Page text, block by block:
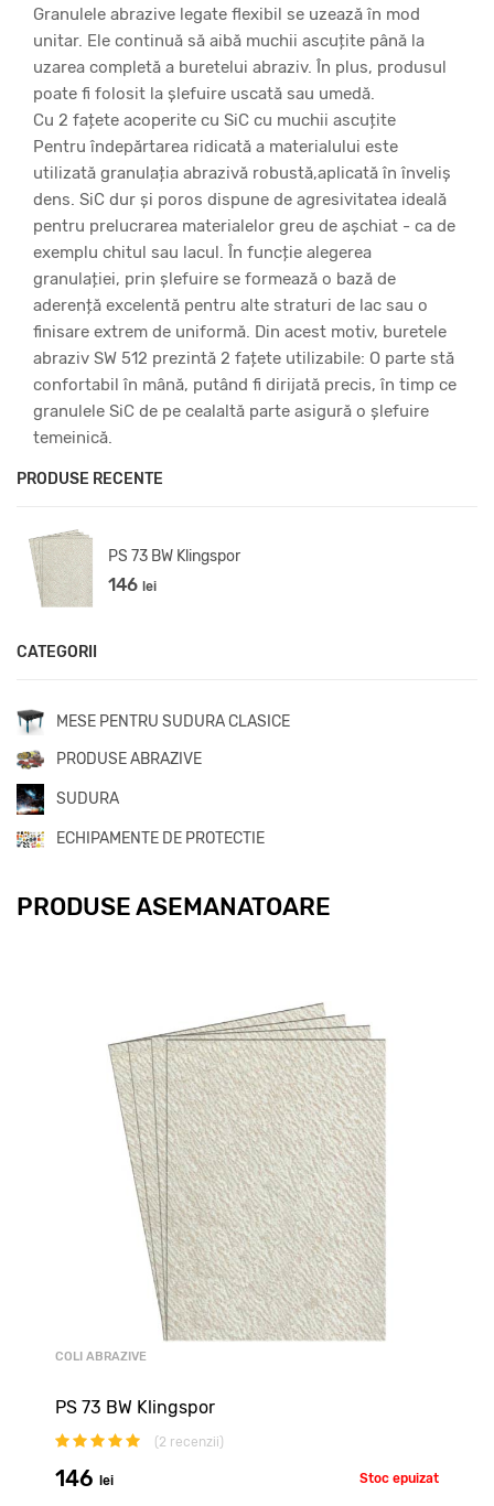
PRODUSE RECENTE
PS 73 BW Klingspor
146 lei
CATEGORII
MESE PENTRU SUDURA CLASICE
PRODUSE ABRAZIVE
SUDURA
ECHIPAMENTE DE PROTECTIE
Granulele abrazive legate flexibil se uzează în mod
unitar. Ele continuă să aibă muchii ascuțite până la
uzarea completă a buretelui abraziv. În plus, produsul
poate fi folosit la șlefuire uscată sau umedă.
Cu 2 fațete acoperite cu SiC cu muchii ascuțite
Pentru îndepărtarea ridicată a materialului este
utilizată granulația abrazivă robustă,aplicată în înveliș
dens. SiC dur și poros dispune de agresivitatea ideală
pentru prelucrarea materialelor greu de așchiat - ca de
exemplu chitul sau lacul. În funcție alegerea
granulației, prin șlefuire se formează o bază de
aderență excelentă pentru alte straturi de lac sau o
finisare extrem de uniformă. Din acest motiv, buretele
abraziv SW 512 prezintă 2 fațete utilizabile: O parte stă
confortabil în mână, putând fi dirijată precis, în timp ce
granulele SiC de pe cealaltă parte asigură o șlefuire
temeinică.
PRODUSE ASEMANATOARE
COLI ABRAZIVE
PS 73 BW Klingspor
(2 recenzii)
146 lei Stoc epuizat